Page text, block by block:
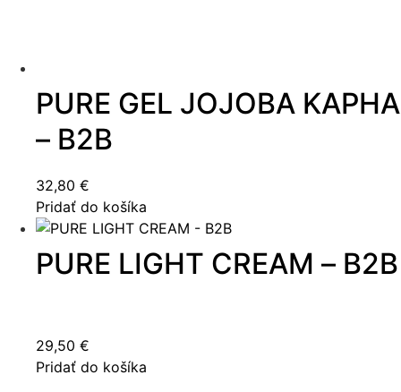
PURE GEL JOJOBA KAPHA
– B2B
32,80 €
Pridať do košíka
PURE LIGHT CREAM – B2B
29,50 €
Pridať do košíka